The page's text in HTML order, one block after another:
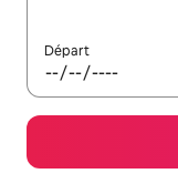
Départ